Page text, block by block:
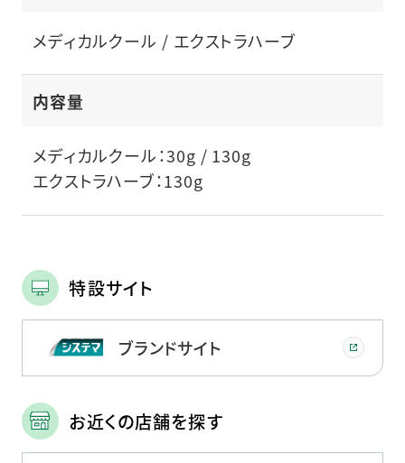
メディカルクール / エクストラハーブ
内容量
メディカルクール：30g / 130g
エクストラハーブ：130g
特設サイト
ブランドサイト
お近くの店舗を探す